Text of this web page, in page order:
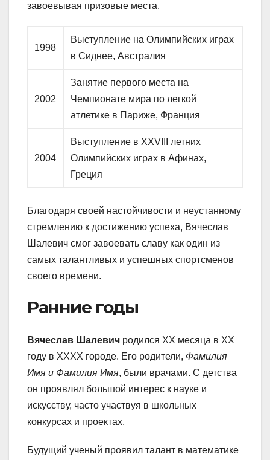
завоевывая призовые места.
1998
Выступление на Олимпийских играх
в Сиднее, Австралия
2002
Занятие первого места на
Чемпионате мира по легкой
атлетике в Париже, Франция
2004
Выступление в XXVIII летних
Олимпийских играх в Афинах,
Греция
Благодаря своей настойчивости и неустанному
стремлению к достижению успеха, Вячеслав
Шалевич смог завоевать славу как один из
самых талантливых и успешных спортсменов
своего времени.
Ранние годы
Вячеслав Шалевич родился XX месяца в XX
году в XXXX городе. Его родители, Фамилия
Имя и Фамилия Имя, были врачами. С детства
он проявлял большой интерес к науке и
искусству, часто участвуя в школьных
конкурсах и проектах.
Будущий ученый проявил талант в математике